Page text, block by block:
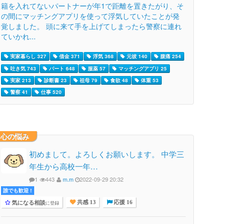
籍を入れてないパートナーが年1で距離を置きたがり、そ
の間にマッチングアプリを使って浮気していたことが発
覚しました。 頭に来て手を上げてしまったら警察に連れ
ていかれ...
実家暮らし 327 借金 371 浮気 368 元彼 140
腹痛 254
吐き気 743
パート 648 服薬 57
マッチングアプリ 25
実家 213
診断書 23 祖母 79 食欲 48
体重 53
警察 41
仕事 520
心の悩み
初めまして。よろしくお願いします。 中学三
年生から高校一年…
1 443 m.m 2022-09-29 20:32
誰でも歓迎 !
気になる相談に登録 共感 13 応援 16